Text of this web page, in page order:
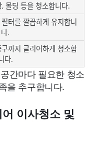
몰딩 등을 청소합니다.
터를 깔끔하게 유지합니
다.
까지 클리어하게 청소합
다.
간마다 필요한 청소
을 추구합니다.
이사청소 및